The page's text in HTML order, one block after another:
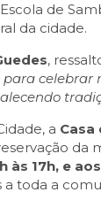
de
da cidade.
,
a Casa
da
17h, e
a toda a